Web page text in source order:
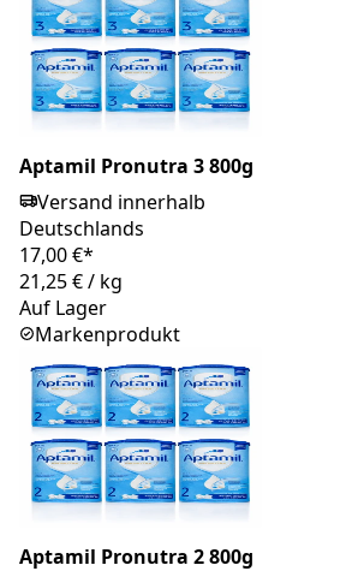
Aptamil Pronutra 3 800g
Versand innerhalb
Deutschlands
17,00 €*
21,25 €/ kg
Auf Lager
Markenprodukt
Aptamil Pronutra 2 800g